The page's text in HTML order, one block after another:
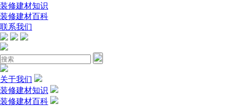
装修建材知识
装修建材百科
联系我们
关于我们
装修建材知识
装修建材百科